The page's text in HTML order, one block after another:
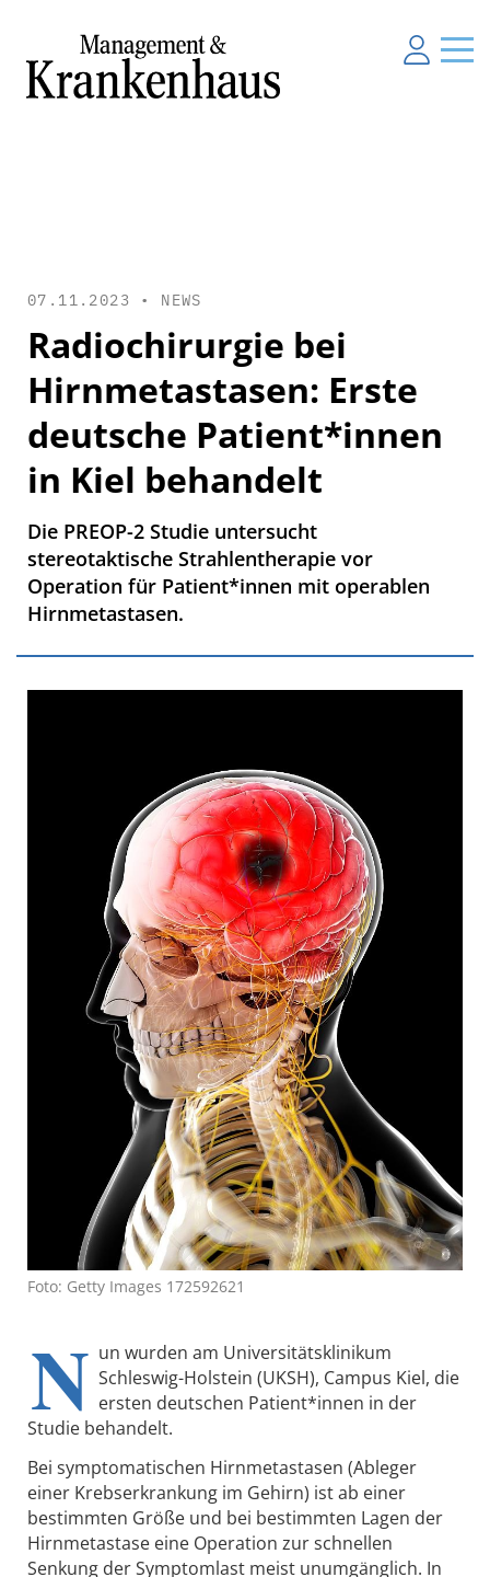
07.11.2023 • NEWS
Radiochirurgie bei
Hirnmetastasen: Erste
deutsche Patient*innen
in Kiel behandelt
Die PREOP-2 Studie untersucht
stereotaktische Strahlentherapie vor
Operation für Patient*innen mit operablen
Hirnmetastasen.
Foto: Getty Images 172592621
N un wurden am Universitätsklinikum
Schleswig-Holstein (UKSH), Campus Kiel, die
ersten deutschen Patient*innen in der
Studie behandelt.
Bei symptomatischen Hirnmetastasen (Ableger
einer Krebserkrankung im Gehirn) ist ab einer
bestimmten Größe und bei bestimmten Lagen der
Hirnmetastase eine Operation zur schnellen
Senkung der Symptomlast meist unumgänglich. In